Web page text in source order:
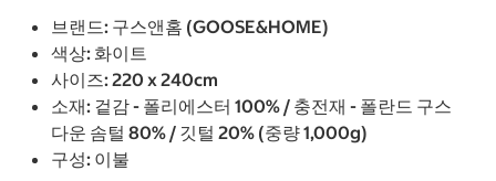
브랜드: 구스앤홈 (GOOSE&HOME)
색상: 화이트
사이즈: 220 x 240cm
소재: 겉감 - 폴리에스터 100% / 충전재 - 폴란드 구스
다운 솜털 80% / 깃털 20% (중량 1,000g)
구성: 이불